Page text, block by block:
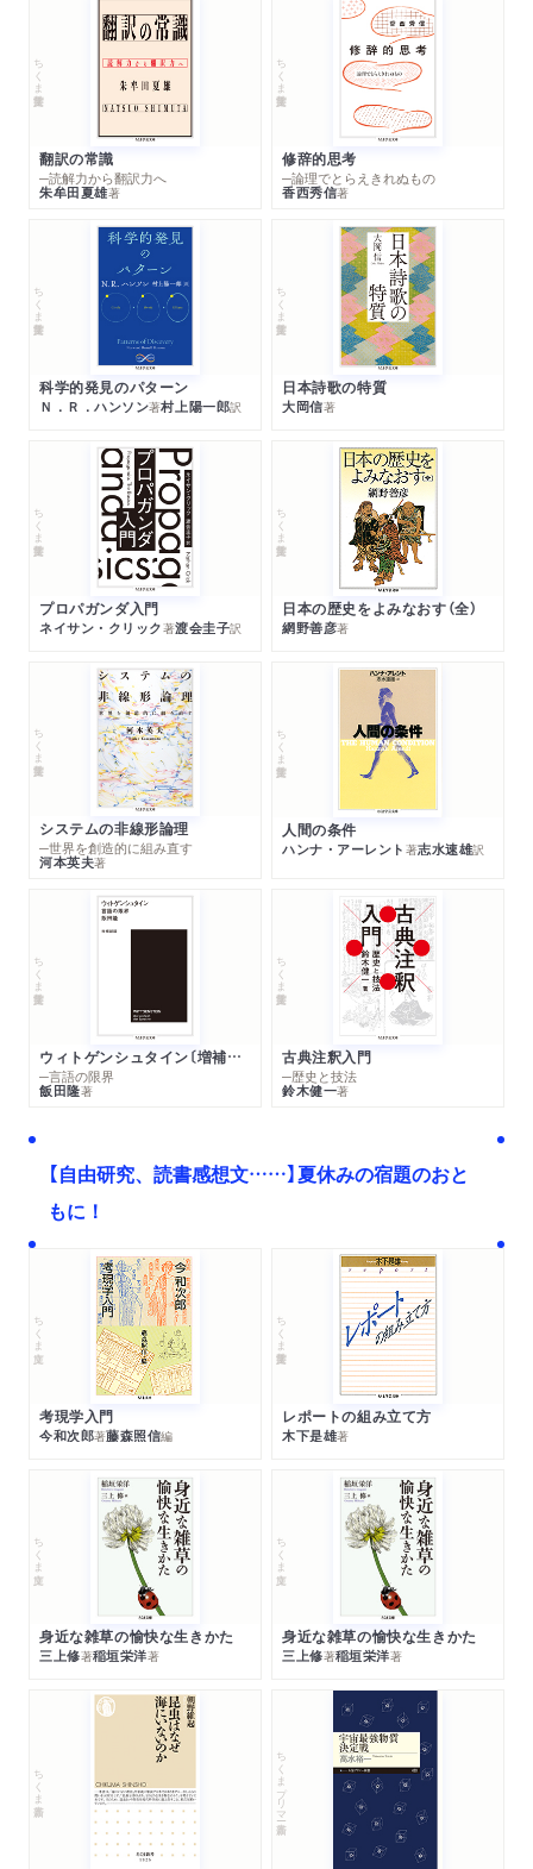
ちくま学芸文庫
翻訳の常識
─読解力から翻訳力へ
朱牟田夏雄著
ちくま学芸文庫
修辞的思考
─論理でとらえきれぬもの
香西秀信著
ちくま学芸文庫
科学的発見のパターン
Ｎ．Ｒ．ハンソン著村上陽一郎訳
ちくま学芸文庫
日本詩歌の特質
大岡信著
ちくま学芸文庫
プロパガンダ入門
ネイサン・クリック著渡会圭子訳
ちくま学芸文庫
日本の歴史をよみなおす（全）
網野善彦著
ちくま学芸文庫
システムの非線形論理
─世界を創造的に組み直す
河本英夫著
ちくま学芸文庫
人間の条件
ハンナ・アーレント 著志水速雄訳
ちくま学芸文庫
ウィトゲンシュタイン〔増補新版〕
─言語の限界
飯田隆著
ちくま学芸文庫
古典注釈入門
─歴史と技法
鈴木健一著
【自由研究、読書感想文……】夏休みの宿題のおと
もに！
ちくま文庫
考現学入門
今和次郎著藤森照信編
ちくま学芸文庫
レポートの組み立て方
木下是雄著
ちくま文庫
身近な雑草の愉快な生きかた
三上修著稲垣栄洋著
ちくま文庫
身近な雑草の愉快な生きかた
三上修著稲垣栄洋著
ちくま新書 ちくまプリマー新書